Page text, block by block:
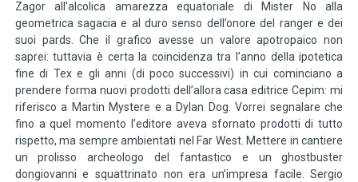
Zagor all’alcolica amarezza equatoriale di Mister No alla
geometrica sagacia e al duro senso dell’onore del ranger e dei
suoi pards. Che il grafico avesse un valore apotropaico non
saprei: tuttavia è certa la coincidenza tra l’anno della ipotetica
fine di Tex e gli anni (di poco successivi) in cui cominciano a
prendere forma nuovi prodotti dell’allora casa editrice Cepim: mi
riferisco a Martin Mystere e a Dylan Dog. Vorrei segnalare che
fino a quel momento l’editore aveva sfornato prodotti di tutto
rispetto, ma sempre ambientati nel Far West. Mettere in cantiere
un prolisso archeologo del fantastico e un ghostbuster
dongiovanni e squattrinato non era un’impresa facile. Sergio